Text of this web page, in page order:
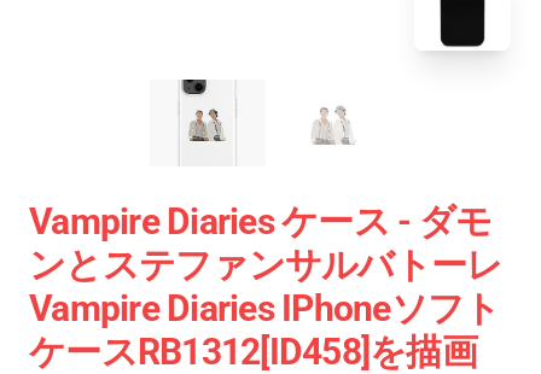
Vampire Diaries ケース - ダモ
ンとステファンサルバトーレ
Vampire Diaries IPhoneソフト
ケースRB1312[ID458]を描画